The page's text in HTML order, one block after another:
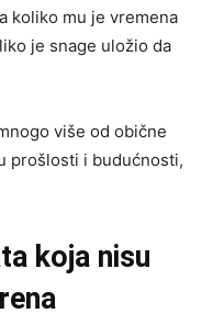
koliko mu je vremena
je snage uložio da
više od obične
prošlosti i budućnosti,
koja nisu